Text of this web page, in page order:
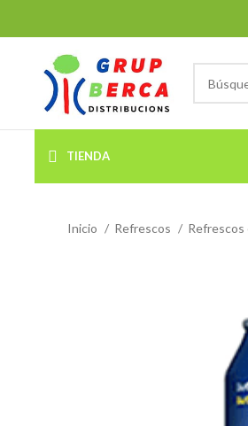
TIENDA
Inicio Refrescos Refrescos